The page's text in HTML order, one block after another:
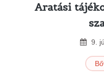
Aratási
9